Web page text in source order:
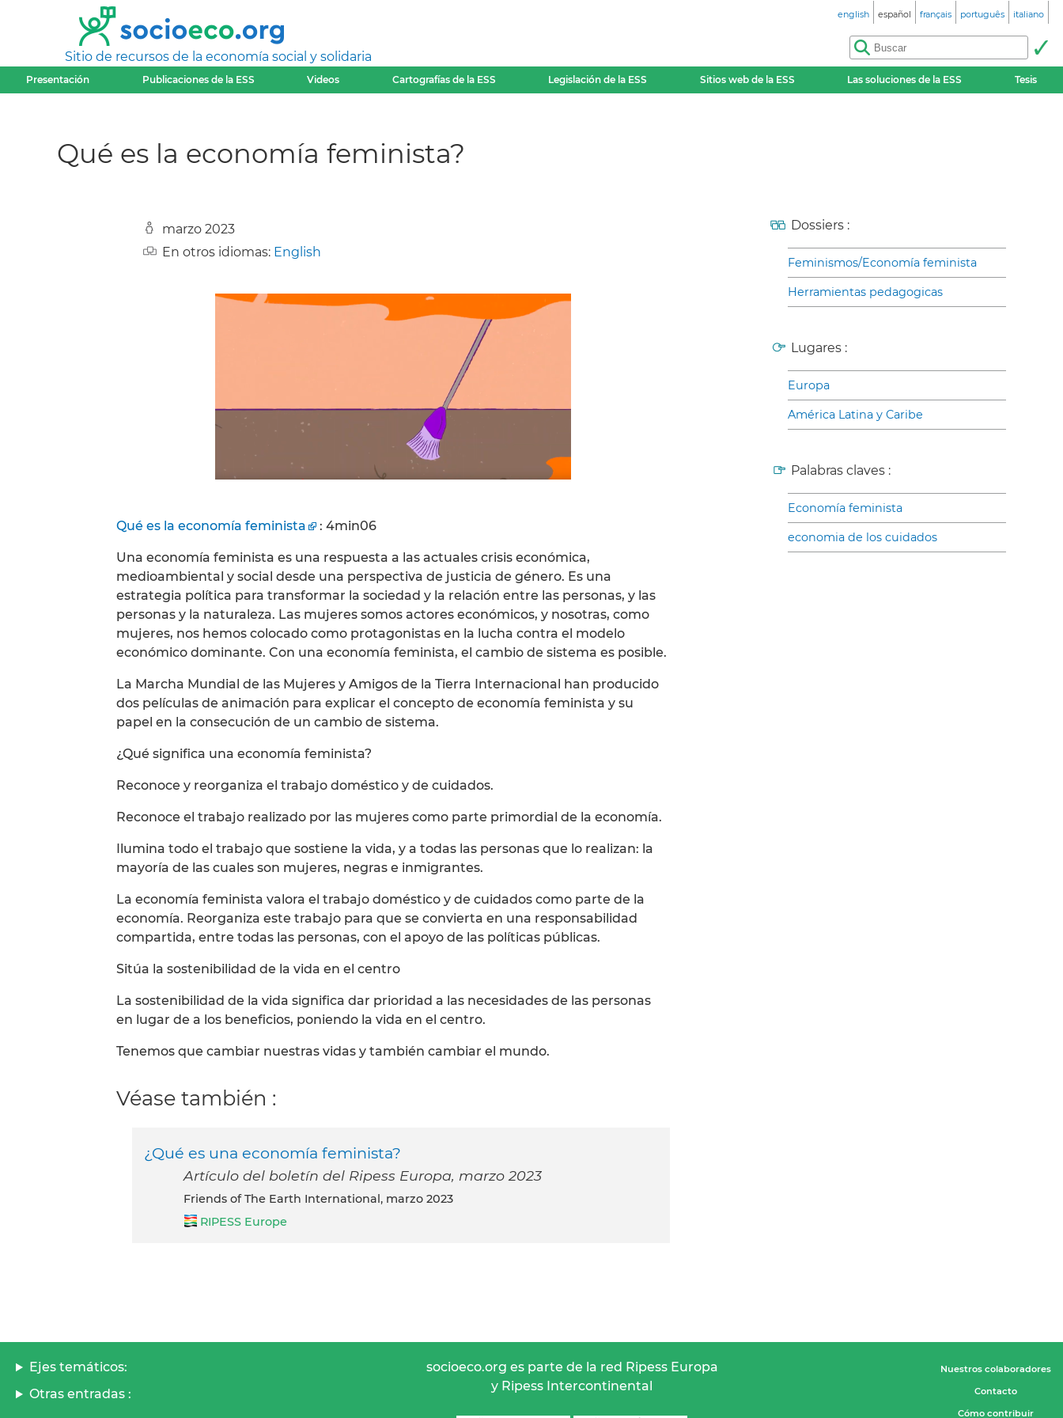
Sitio de recursos de la economía social y solidaria
english español français português italiano
Presentación Publicaciones de la ESS Videos Cartografías de la ESS Legislación de la ESS Sitios web de la ESS Las soluciones de la ESS Tesis
Qué es la economía feminista?
marzo 2023
En otros idiomas: English
Qué es la economía feminista : 4min06
Una economía feminista es una respuesta a las actuales crisis económica,
medioambiental y social desde una perspectiva de justicia de género. Es una
estrategia política para transformar la sociedad y la relación entre las personas, y las
personas y la naturaleza. Las mujeres somos actores económicos, y nosotras, como
mujeres, nos hemos colocado como protagonistas en la lucha contra el modelo
económico dominante. Con una economía feminista, el cambio de sistema es posible.
La Marcha Mundial de las Mujeres y Amigos de la Tierra Internacional han producido
dos películas de animación para explicar el concepto de economía feminista y su
papel en la consecución de un cambio de sistema.
¿Qué significa una economía feminista?
Reconoce y reorganiza el trabajo doméstico y de cuidados.
Reconoce el trabajo realizado por las mujeres como parte primordial de la economía.
Ilumina todo el trabajo que sostiene la vida, y a todas las personas que lo realizan: la
mayoría de las cuales son mujeres, negras e inmigrantes.
La economía feminista valora el trabajo doméstico y de cuidados como parte de la
economía. Reorganiza este trabajo para que se convierta en una responsabilidad
compartida, entre todas las personas, con el apoyo de las políticas públicas.
Sitúa la sostenibilidad de la vida en el centro
La sostenibilidad de la vida significa dar prioridad a las necesidades de las personas
en lugar de a los beneficios, poniendo la vida en el centro.
Tenemos que cambiar nuestras vidas y también cambiar el mundo.
Véase también :
¿Qué es una economía feminista?
Artículo del boletín del Ripess Europa, marzo 2023
Friends of The Earth International, marzo 2023
RIPESS Europe
Dossiers :
Feminismos/Economía feminista
Herramientas pedagogicas
Lugares :
Europa
América Latina y Caribe
Palabras claves :
Economía feminista
economia de los cuidados
Ejes temáticos:
Otras entradas :
socioeco.org es parte de la red Ripess Europa
y Ripess Intercontinental
Nuestros colaboradores
Contacto
Cómo contribuir